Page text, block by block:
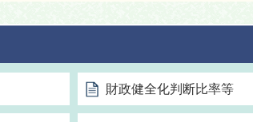
財政健全化判断比率等